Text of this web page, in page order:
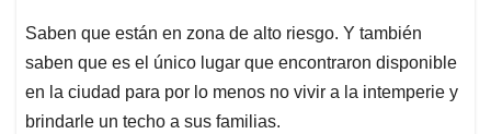
Saben que están en zona de alto riesgo. Y también
saben que es el único lugar que encontraron disponible
en la ciudad para por lo menos no vivir a la intemperie y
brindarle un techo a sus familias.